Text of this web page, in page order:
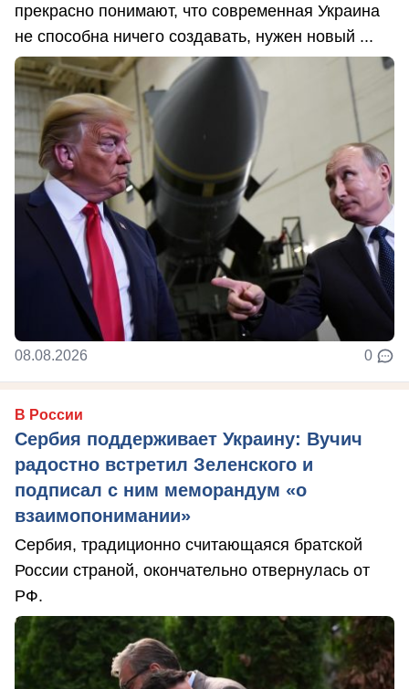
прекрасно понимают, что современная Украина
не способна ничего создавать, нужен новый ...
08.08.2026 0
В России
Сербия поддерживает Украину: Вучич
радостно встретил Зеленского и
подписал с ним меморандум «о
взаимопонимании»
Сербия, традиционно считающаяся братской
России страной, окончательно отвернулась от
РФ.